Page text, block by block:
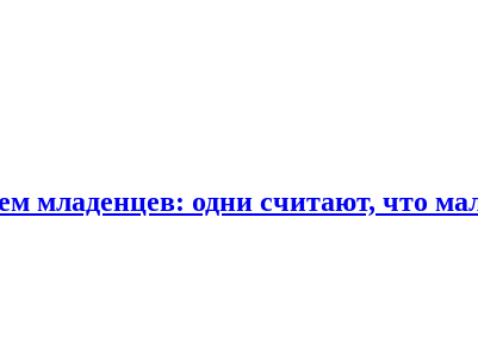
младенцев: одни считают, что